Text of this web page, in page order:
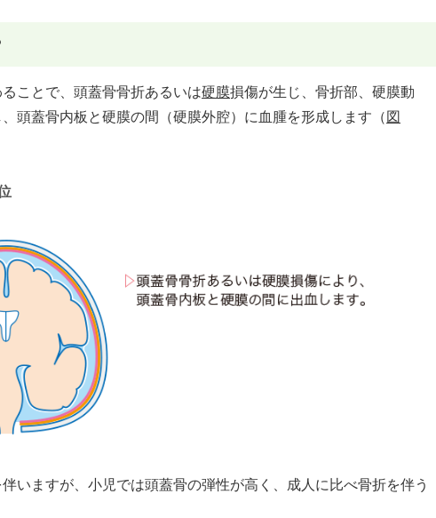
ことで、頭蓋骨骨折あるいは硬膜損傷が生じ、骨折部、硬膜動
頭蓋骨内板と硬膜の間（硬膜外腔）に血腫を形成します（ 図
伴いますが、小児では頭蓋骨の弾性が高く、成人に比べ骨折を伴う